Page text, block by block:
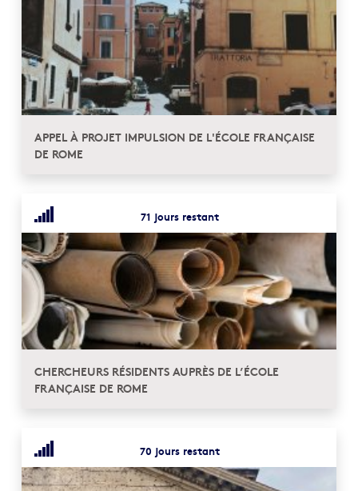
APPEL À PROJET IMPULSION DE L'ÉCOLE FRANÇAISE
DE ROME
71 jours restant
CHERCHEURS RÉSIDENTS AUPRÈS DE L’ÉCOLE
FRANÇAISE DE ROME
70 jours restant